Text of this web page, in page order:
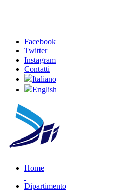
Facebook
Twitter
Instagram
Contatti
Italiano
English
Home
Dipartimento